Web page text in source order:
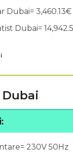
Dubai= 3,460.13€
Dubai=
230V 50Hz